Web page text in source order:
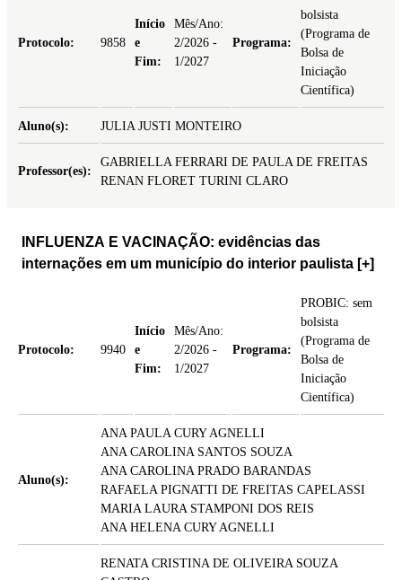
Protocolo: 9858
Início
e
Fim:
Mês/Ano:
2/2026 -
1/2027
Programa:
bolsista
(Programa de
Bolsa de
Iniciação
Científica)
Aluno(s): JULIA JUSTI MONTEIRO
Professor(es):
GABRIELLA FERRARI DE PAULA DE FREITAS
RENAN FLORET TURINI CLARO
INFLUENZA E VACINAÇÃO: evidências das
internações em um município do interior paulista [+]
Protocolo: 9940
Início
e
Fim:
Mês/Ano:
2/2026 -
1/2027
Programa:
PROBIC: sem
bolsista
(Programa de
Bolsa de
Iniciação
Científica)
Aluno(s):
ANA PAULA CURY AGNELLI
ANA CAROLINA SANTOS SOUZA
ANA CAROLINA PRADO BARANDAS
RAFAELA PIGNATTI DE FREITAS CAPELASSI
MARIA LAURA STAMPONI DOS REIS
ANA HELENA CURY AGNELLI
RENATA CRISTINA DE OLIVEIRA SOUZA